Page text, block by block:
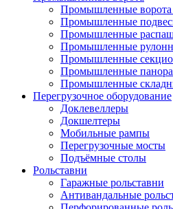
Промышленные ворота
Промышленные
Промышленные
Промышленные
Промышленные
Промышленные
Промышленные
Перегрузочное оборудование
Доклевеллеры
Докшелтеры
Мобильные рампы
Перегрузочные мосты
Подъёмные столы
Рольставни
Гаражные рольставни
Антивандальные